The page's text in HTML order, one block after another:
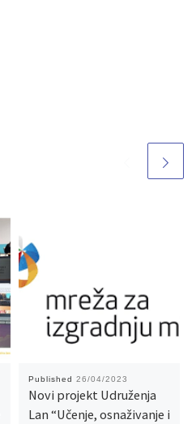
Published 26/04/2023
Novi projekt Udruženja
Lan “Učenje, osnaživanje i